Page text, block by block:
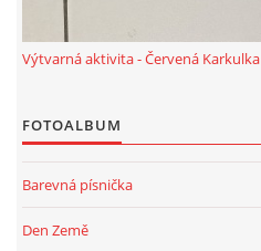
SVATÁ BARBORA 4.12.
VELIKONOCE
Výtvarná aktivita - Červená Karkulka
FOTOALBUM
Barevná písnička
Den Země